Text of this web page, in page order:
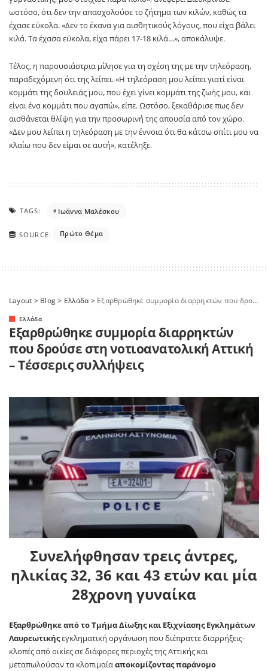
ωστόσο, ότι δεν την απασχολούσε το ζήτημα των κιλών, καθώς τα
έχασε εύκολα. «Δεν το έκανα για αισθητικούς λόγους, που είχα βάλει
κιλά. Τα έχασα εύκολα, είχα πάρει 17-18 κιλά…», αποκάλυψε.
Τέλος, η παρουσιάστρια μίλησε για τη σχέση της με την τηλεόραση,
παραδεχόμενη ότι της λείπει. «Η τηλεόραση μου λείπει γιατί είναι
κομμάτι της δουλειάς μου, που έχει γίνει κομμάτι της ζωής μου, και
είναι ένα κομμάτι που αγαπώ», είπε. Ωστόσο, ξεκαθάρισε πως δεν
αισθάνεται θλίψη για την προσωρινή της απουσία από τον χώρο.
«Δεν μου λείπει η τηλεόραση με την έννοια ότι θα κάτσω σπίτι μου να
κλαίω που δεν είμαι σε αυτή», κατέληξε.
TAGS: Ιωάννα Μαλέσκου
SOURCE: Πρώτο Θέμα
Layout > Blog> Ελλάδα> Εξαρθρώθηκε συμμορία διαρρηκτών που δρούσε στη νοτιοανατολική Αττική – Τέσσερις συλλήψεις
Ελλάδα
Εξαρθρώθηκε συμμορία διαρρηκτών
που δρούσε στη νοτιοανατολική Αττική
– Τέσσερις συλλήψεις
Συνελήφθησαν τρεις άντρες,
ηλικίας 32, 36 και 43 ετών και μία
28χρονη γυναίκα
Εξαρθρώθηκε από το Τμήμα Δίωξης και Εξιχνίασης Εγκλημάτων
Λαυρεωτικήςεγκληματική οργάνωση που διέπραττε διαρρήξεις-
κλοπές από οικίες σε διάφορες περιοχές της Αττικής και
μεταπωλούσαν τα κλοπιμαίααποκομίζοντας παράνομο